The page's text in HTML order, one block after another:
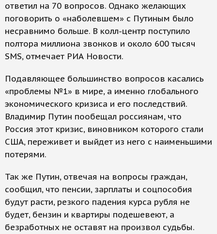
ответил на 70 вопросов. Однако желающих
поговорить о «наболевшем» с Путиным было
несравнимо больше. В колл-центр поступило
полтора миллиона звонков и около 600 тысяч
SMS, отмечает РИА Новости.
Подавляющее большинство вопросов касались
«проблемы №1» в мире, а именно глобального
экономического кризиса и его последствий.
Владимир Путин пообещал россиянам, что
Россия этот кризис, виновником которого стали
США, переживет и выйдет из него с наименьшими
потерями.
Так же Путин, отвечая на вопросы граждан,
сообщил, что пенсии, зарплаты и соцпособия
будут расти, резкого падения курса рубля не
будет, бензин и квартиры подешевеют, а
безработных не оставят на произвол судьбы.